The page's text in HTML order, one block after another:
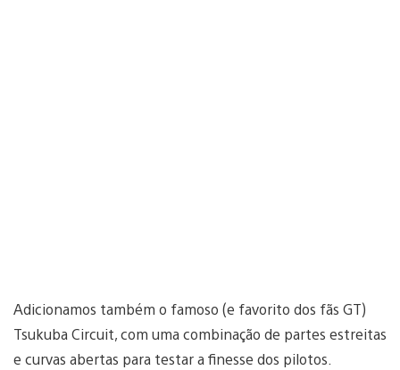
Adicionamos também o famoso (e favorito dos fãs GT)
Tsukuba Circuit, com uma combinação de partes estreitas
e curvas abertas para testar a finesse dos pilotos.